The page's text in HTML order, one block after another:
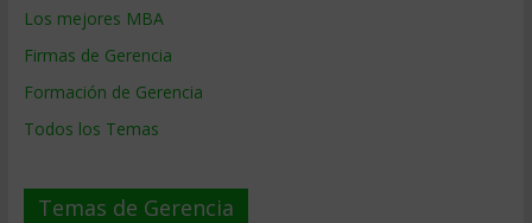
Los mejores MBA
Firmas de Gerencia
Formación de Gerencia
Todos los Temas
Temas de Gerencia